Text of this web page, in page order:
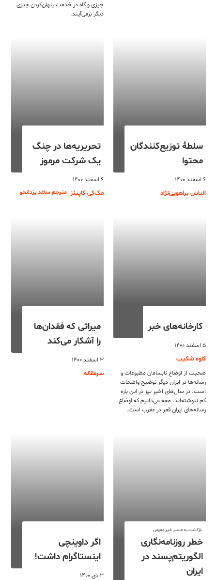
چیزی و گاه در خدمت پنهان‌کردن چیزی
دیگر برمی‌آیند.
سلطۀ توزیع‌کنندگان
محتوا
۶ اسفند ۱۴۰۰
الیاس براهویی‌نژاد
تحریریه‌ها در چنگ
یک شرکت مرموز
۶ اسفند ۱۴۰۰
مک‌کی کاپینز مترجم ساعد یزدانجو
کارخانه‌های خبر‌
۵ اسفند ۱۴۰۰
کاوه شکیب
صحبت از اوضاع نابسامان مطبوعات و
رسانه‌ها در ایران دیگر توضیح واضحات
است. در سا‌ل‌های اخیر نیز در این باره
کم ننوشته‌اند. همه می‌دانیم که اوضاع
رسانه‌های ایران قمر در عقرب است.
میراثی که فقدان‌ها
را آشکار می‌کند
۳ اسفند ۱۴۰۰
سرمقاله
بازگشت به مسیر خیر عمومی
خطر روزنامه‌نگاری
الگوریتم‌پسند در
ایران
اگر داوینچی
اینستاگرام داشت!
۳ دی ۱۴۰۰